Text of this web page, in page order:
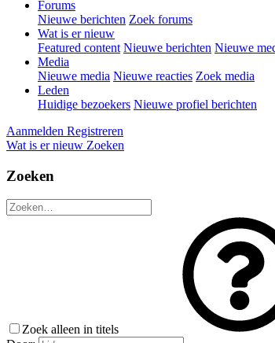
Forums
Nieuwe berichten Zoek forums
Wat is er nieuw
Featured content Nieuwe berichten Nieuwe
Media
Nieuwe media Nieuwe reacties Zoek media
Leden
Huidige bezoekers Nieuwe profiel berichten
Aanmelden Registreren
Wat is er nieuw Zoeken
Zoeken
Zoek alleen in titels